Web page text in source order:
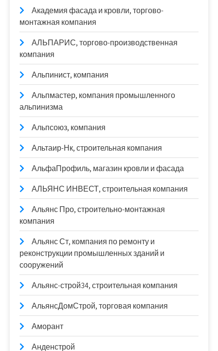
Академия фасада и кровли, торгово-
монтажная компания
АЛЬПАРИС, торгово-производственная
компания
Альпинист, компания
Альпмастер, компания промышленного
альпинизма
Альпсоюз, компания
Альтаир-Нк, строительная компания
АльфаПрофиль, магазин кровли и фасада
АЛЬЯНС ИНВЕСТ, строительная компания
Альянс Про, строительно-монтажная
компания
Альянс Ст, компания по ремонту и
реконструкции промышленных зданий и
сооружений
Альянс-строй34, строительная компания
АльянсДомСтрой, торговая компания
Аморант
Анденстрой